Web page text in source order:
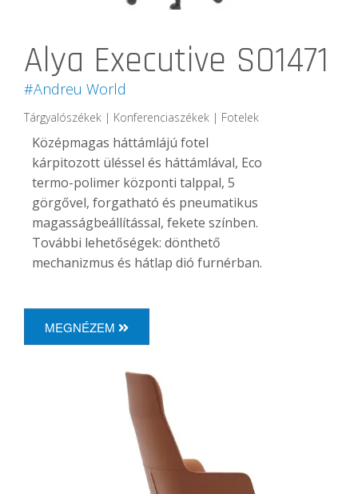
Alya Executive SO1471
#Andreu World
Tárgyalószékek | Konferenciaszékek | Fotelek
Középmagas háttámlájú fotel
kárpitozott üléssel és háttámlával, Eco
termo-polimer központi talppal, 5
görgővel, forgatható és pneumatikus
magasságbeállítással, fekete színben.
További lehetőségek: dönthető
mechanizmus és hátlap dió furnérban.
MEGNÉZEM